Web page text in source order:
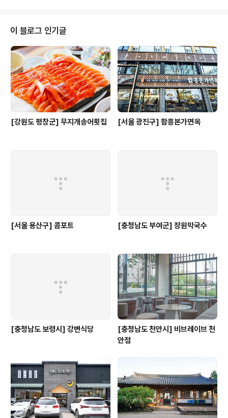
9:30-19:00 - 쉬는날 : 연중무휴 - 문의및안내 : 0507-1
314-1908본 저작물은 '한국관광공사'에서 '24년'작성하
여 공공누리 제1유형으로 개방한 '국문 관광정보 서비스'을
이용하였으며, 해당 저작물은 '한국관광공사,https://kto.
visitkorea.or.kr/kor.kto..
이 블로그 인기글
[강원도 평창군] 무지개송어횟집 [서울 광진구] 함흥본가면옥
[서울 용산구] 콤포트 [충청남도 부여군] 장원막국수
[충청남도 보령시] 강변식당
[충청남도 천안시] 비브레이브 천
안점